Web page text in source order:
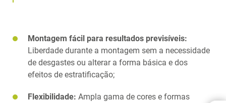
Montagem fácil para resultados previsíveis:
Liberdade durante a montagem sem a necessidade
de desgastes ou alterar a forma básica e dos
efeitos de estratificação;
Flexibilidade: Ampla gama de cores e formas